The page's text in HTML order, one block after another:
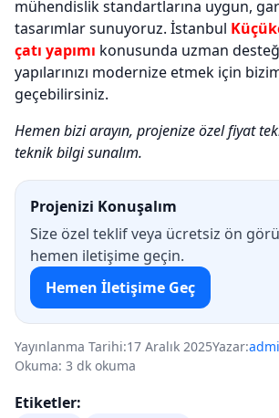
mühendislik standartlarına uygun,
tasarımlar sunuyoruz. İstanbul
çatı yapımı konusunda uzman
yapılarınızı modernize etmek için
geçebilirsiniz.
Hemen bizi arayın, projenize özel fiyat
teknik bilgi sunalım.
Projenizi Konuşalım
Size özel teklif veya ücretsiz ön
hemen iletişime geçin.
Hemen İletişime Geç
Yayınlanma Tarihi:17 Aralık 2025Yazar:
Okuma: 3 dk okuma
Etiketler: